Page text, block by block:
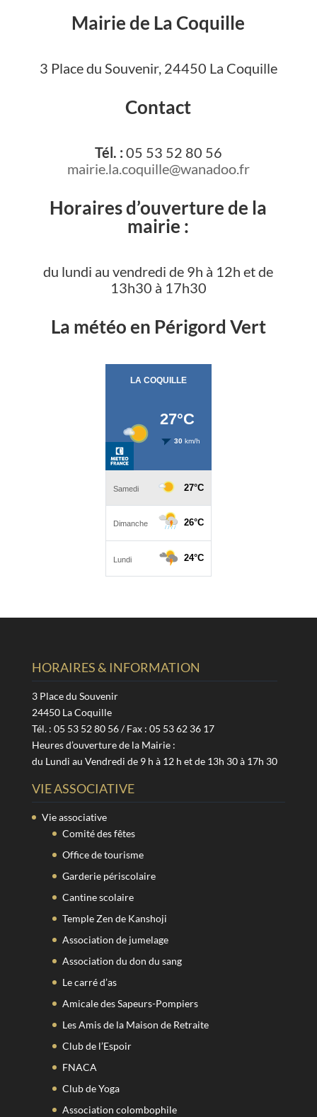
Mairie de La Coquille
3 Place du Souvenir, 24450 La Coquille
Contact
Tél. : 05 53 52 80 56
mairie.la.coquille@wanadoo.fr
Horaires d’ouverture de la
mairie :
du lundi au vendredi de 9h à 12h et de
13h30 à 17h30
La météo en Périgord Vert
HORAIRES & INFORMATION
3 Place du Souvenir
24450 La Coquille
Tél. : 05 53 52 80 56 / Fax : 05 53 62 36 17
Heures d’ouverture de la Mairie :
du Lundi au Vendredi de 9 h à 12 h et de 13h 30 à 17h 30
VIE ASSOCIATIVE
Vie associative
Comité des fêtes
Office de tourisme
Garderie périscolaire
Cantine scolaire
Temple Zen de Kanshoji
Association de jumelage
Association du don du sang
Le carré d’as
Amicale des Sapeurs-Pompiers
Les Amis de la Maison de Retraite
Club de l’Espoir
FNACA
Club de Yoga
Association colombophile